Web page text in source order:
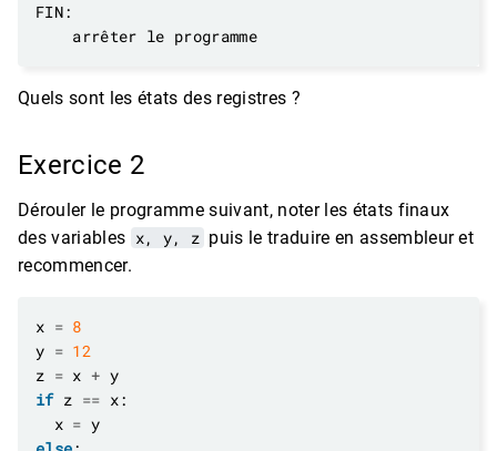
    arrêter le programme
Quels sont les états des registres ?
Exercice 2
Dérouler le programme suivant, noter les états finaux
des variables x, y, z puis le traduire en assembleur et
recommencer.
x = 8
y = 12
z = x +
if z ==
  x
=